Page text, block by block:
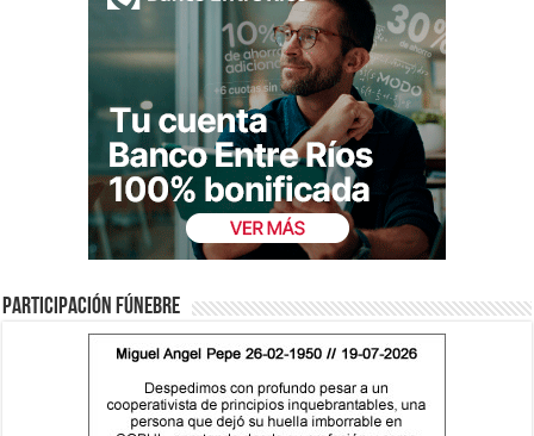
Participación fúnebre